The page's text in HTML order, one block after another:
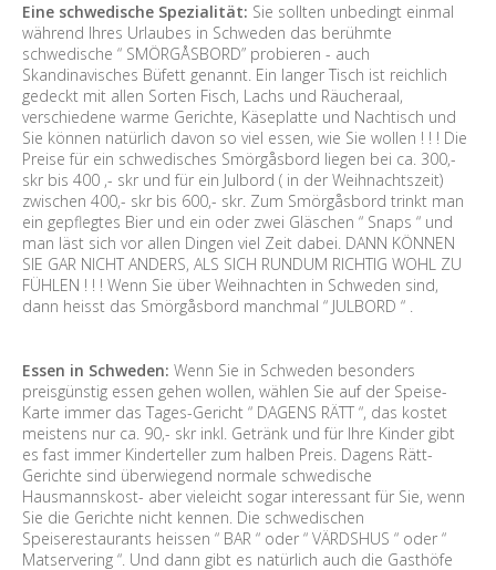
Eine schwedische Spezialität: Sie sollten unbedingt einmal
während Ihres Urlaubes in Schweden das berühmte
schwedische “ SMÖRGÅSBORD” probieren - auch
Skandinavisches Büfett genannt. Ein langer Tisch ist reichlich
gedeckt mit allen Sorten Fisch, Lachs und Räucheraal,
verschiedene warme Gerichte, Käseplatte und Nachtisch und
Sie können natürlich davon so viel essen, wie Sie wollen ! ! ! Die
Preise für ein schwedisches Smörgåsbord liegen bei ca. 300,-
skr bis 400 ,- skr und für ein Julbord ( in der Weihnachtszeit)
zwischen 400,- skr bis 600,- skr. Zum Smörgåsbord trinkt man
ein gepflegtes Bier und ein oder zwei Gläschen “ Snaps “ und
man läst sich vor allen Dingen viel Zeit dabei. DANN KÖNNEN
SIE GAR NICHT ANDERS, ALS SICH RUNDUM RICHTIG WOHL ZU
FÜHLEN ! ! ! Wenn Sie über Weihnachten in Schweden sind,
dann heisst das Smörgåsbord manchmal “ JULBORD “ .
Essen in Schweden: Wenn Sie in Schweden besonders
preisgünstig essen gehen wollen, wählen Sie auf der Speise-
Karte immer das Tages-Gericht “ DAGENS RÄTT “, das kostet
meistens nur ca. 90,- skr inkl. Getränk und für Ihre Kinder gibt
es fast immer Kinderteller zum halben Preis. Dagens Rätt-
Gerichte sind überwiegend normale schwedische
Hausmannskost- aber vieleicht sogar interessant für Sie, wenn
Sie die Gerichte nicht kennen. Die schwedischen
Speiserestaurants heissen “ BAR “ oder “ VÄRDSHUS “ oder “
Matservering “. Und dann gibt es natürlich auch die Gasthöfe